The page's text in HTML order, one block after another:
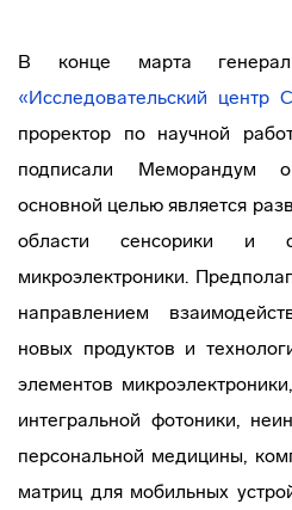
В конце марта
«Исследовательский центр
проректор по научной
подписали Меморандум
основной целью является
области сенсорики и
микроэлектроники.
направлением
новых продуктов и
элементов
интегральной фотоники,
персональной медицины,
матриц для мобильных